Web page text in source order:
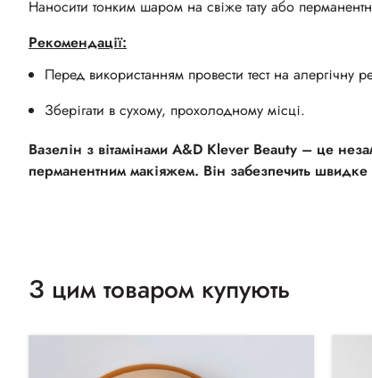
Наносити тонким шаром на свіже тату або
Рекомендації:
Перед використанням провести тест на алергічну
Зберігати в сухому, прохолодному місці.
Вазелін з вітамінами А&D Klever Beauty – це
перманентним макіяжем. Він забезпечить швидке
З цим товаром купують